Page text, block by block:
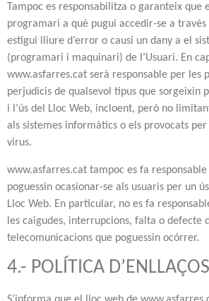
Tampoc es responsabilitza o garanteix que
programari a què pugui accedir-se a través
estigui lliure d’error o causi un dany a el
(programari i maquinari) de l’Usuari. En
www.asfarres.cat serà responsable per les
perjudicis de qualsevol tipus que sorgeixin
i l’ús del Lloc Web, incloent, però no
als sistemes informàtics o els provocats
virus.
www.asfarres.cat tampoc es fa responsable
poguessin ocasionar-se als usuaris per un
Lloc Web. En particular, no es fa
les caigudes, interrupcions, falta o defecte
telecomunicacions que poguessin ocórrer.
4.- POLÍTICA D’ENLLAÇOS